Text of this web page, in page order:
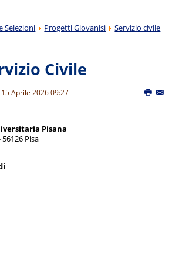
Selezioni Progetti Giovanisì
Servizio civile
Civile
Aprile 2026 09:27
Pisana
56126 Pisa